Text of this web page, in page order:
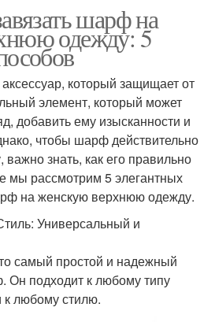
шарф на
одежду: 5
который защищает от
элемент, который может
добавить ему изысканности и
чтобы шарф действительно
знать, как его правильно
мы рассмотрим 5 элегантных
на женскую верхнюю одежду.
Универсальный и
самый простой и надежный
Он подходит к любому типу
к любому стилю.